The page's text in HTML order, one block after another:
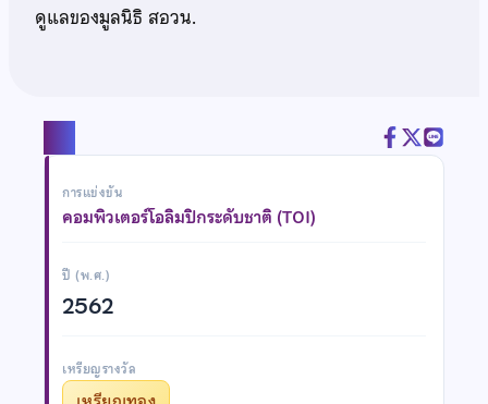
ดูแลของมูลนิธิ สอวน.
การแข่งขัน
คอมพิวเตอร์โอลิมปิกระดับชาติ (TOI)
ปี (พ.ศ.)
2562
เหรียญรางวัล